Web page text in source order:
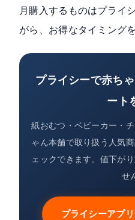
月購入するものはプライ
がら、お得なタイミング
プライシーで赤ち
ート
紙おむつ・ベビーカー・
ゃん本舗で取り扱う人気
ェックできます。値下が
せ
プライシーアプ